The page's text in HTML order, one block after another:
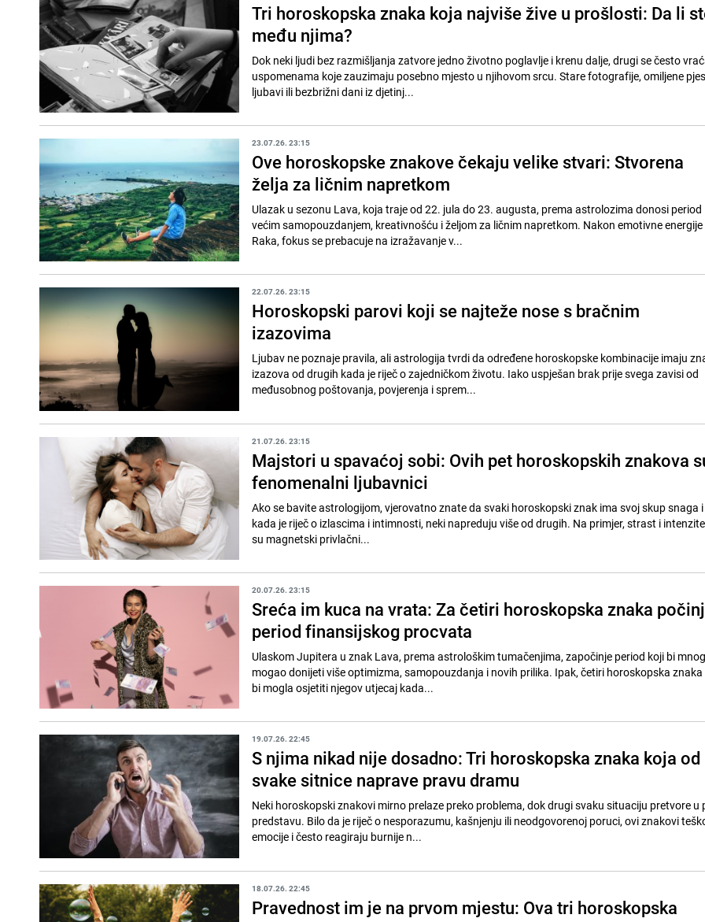
Tri horoskopska znaka koja najviše žive u prošlosti: Da li
među njima?
Dok neki ljudi bez razmišljanja zatvore jedno životno poglavlje i krenu dalje, drugi se često
uspomenama koje zauzimaju posebno mjesto u njihovom srcu. Stare fotografije, omiljene
ljubavi ili bezbrižni dani iz djetinj...
23.07.26. 23:15
Ove horoskopske znakove čekaju velike stvari: Stvorena
želja za ličnim napretkom
Ulazak u sezonu Lava, koja traje od 22. jula do 23. augusta, prema astrolozima donosi period
većim samopouzdanjem, kreativnošću i željom za ličnim napretkom. Nakon emotivne energije
Raka, fokus se prebacuje na izražavanje v...
22.07.26. 23:15
Horoskopski parovi koji se najteže nose s bračnim
izazovima
Ljubav ne poznaje pravila, ali astrologija tvrdi da određene horoskopske kombinacije imaju
izazova od drugih kada je riječ o zajedničkom životu. Iako uspješan brak prije svega zavisi od
međusobnog poštovanja, povjerenja i sprem...
21.07.26. 23:15
Majstori u spavaćoj sobi: Ovih pet horoskopskih znakova
fenomenalni ljubavnici
Ako se bavite astrologijom, vjerovatno znate da svaki horoskopski znak ima svoj skup snaga
kada je riječ o izlascima i intimnosti, neki napreduju više od drugih. Na primjer, strast i
su magnetski privlačni...
20.07.26. 23:15
Sreća im kuca na vrata: Za četiri horoskopska znaka
period finansijskog procvata
Ulaskom Jupitera u znak Lava, prema astrološkim tumačenjima, započinje period koji bi
mogao donijeti više optimizma, samopouzdanja i novih prilika. Ipak, četiri horoskopska
bi mogla osjetiti njegov utjecaj kada...
19.07.26. 22:45
S njima nikad nije dosadno: Tri horoskopska znaka koja od
svake sitnice naprave pravu dramu
Neki horoskopski znakovi mirno prelaze preko problema, dok drugi svaku situaciju pretvore u
predstavu. Bilo da je riječ o nesporazumu, kašnjenju ili neodgovorenoj poruci, ovi znakovi
emocije i često reagiraju burnije n...
18.07.26. 22:45
Pravednost im je na prvom mjestu: Ova tri horoskopska